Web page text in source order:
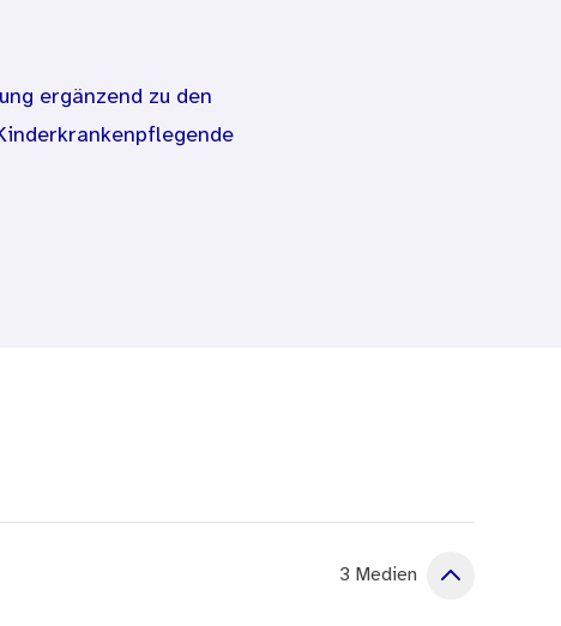
ergänzend zu den
Potenziale und
3 Medien